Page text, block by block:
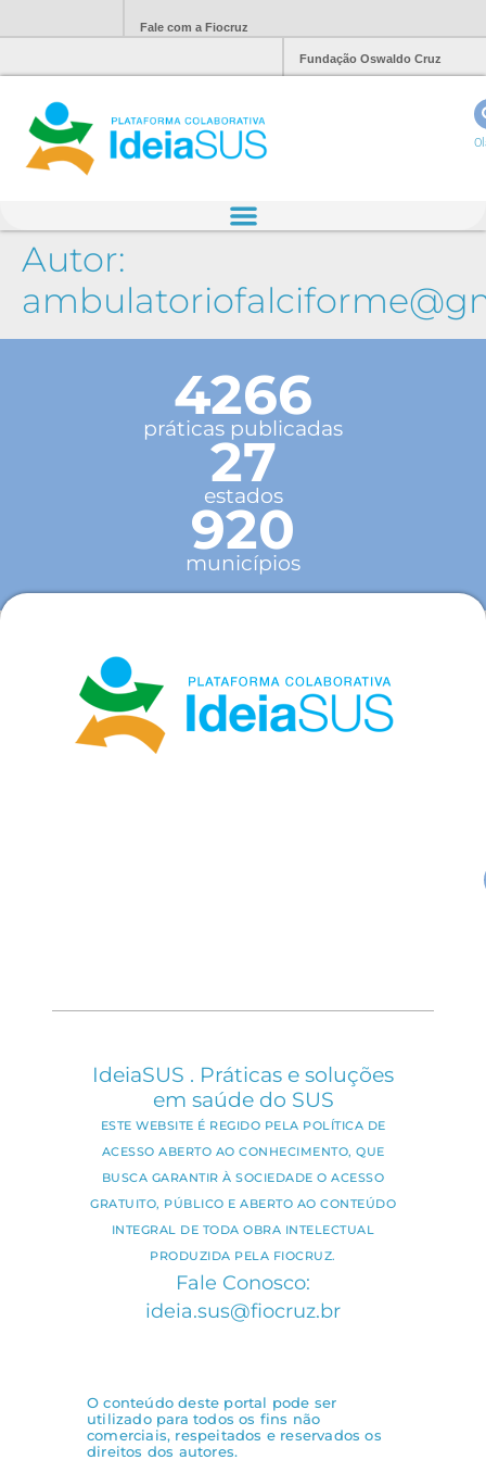
Fale com a Fiocruz
Fundação Oswaldo Cruz
Autor:
4266
práticas publicadas
27
estados
920
municípios
IdeiaSUS . Práticas e soluções
em saúde do SUS
ESTE WEBSITE É REGIDO PELA POLÍTICA DE
ACESSO ABERTO AO CONHECIMENTO, QUE
BUSCA GARANTIR À SOCIEDADE O ACESSO
GRATUITO, PÚBLICO E ABERTO AO CONTEÚDO
INTEGRAL DE TODA OBRA INTELECTUAL
PRODUZIDA PELA FIOCRUZ.
Fale Conosco:
ideia.sus@fiocruz.br
O conteúdo deste portal pode ser
utilizado para todos os fins não
comerciais, respeitados e reservados os
direitos dos autores.